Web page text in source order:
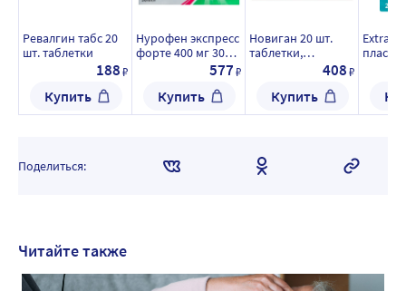
Ревалгин табс 20
шт. таблетки
188₽
Купить
Нурофен экспресс
форте 400 мг 30
577₽
Купить
Новиган 20 шт.
таблетки,
оболочкой
408₽
Купить
Поделиться:
Читайте также